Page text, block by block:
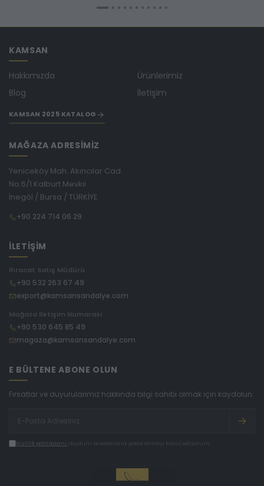
KAMSAN
Hakkımızda Ürünlerimiz
Blog İletişim
KAMSAN 2025 KATALOG
MAĞAZA ADRESİMİZ
Yeniceköy Mah. Akıncılar Cad.
No:6/1 Kalburt Mevkii
İnegöl / Bursa / TÜRKİYE
+90 224 714 06 29
İLETİŞİM
İhracat Satış Müdürü
+90 532 263 67 49
export@kamsansandalye.com
Mağaza İletişim Numarası
+90 530 645 85 49
magaza@kamsansandalye.com
E BÜLTENE ABONE OLUN
Fırsatlar ve duyurularımız hakkında bilgi sahibi olmak için kaydolun.
Gizlilik politikasını okudum ve elektronik posta almayı kabul ediyorum.